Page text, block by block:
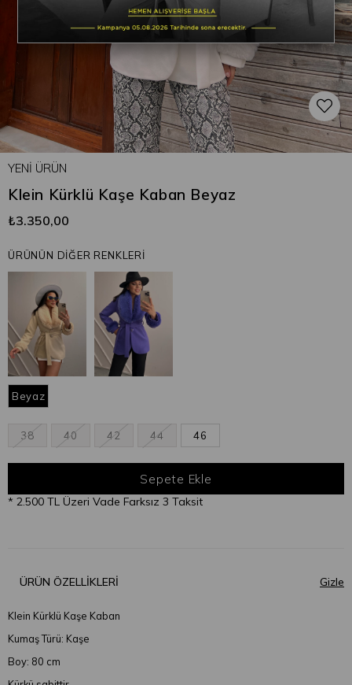
YENI ÜRÜN
Klein Kürklü Kaşe Kaban Beyaz
₺3.350,00
ÜRÜNÜN DİĞER RENKLERİ
Beyaz
38 40 42 44 46
* 2.500 TL Üzeri Vade Farksız 3 Taksit
ÜRÜN ÖZELLIKLERI
Klein Kürklü Kaşe Kaban
Kumaş Türü: Kaşe
Boy: 80 cm